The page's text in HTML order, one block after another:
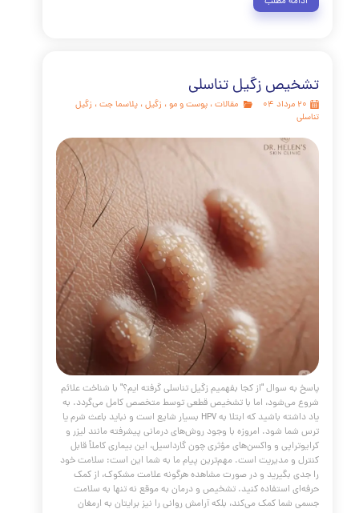
جوانسازی پوست یک رویداد یک‌شبه نیست، بلکه نتیجه یک
در حالی که این مقاله ابزارهای علمی و عملی لازم برای شروع این
اختیار شما قرار می‌دهد،
قطعی منافذ باز پوست
مقالات،پوست و مو،جوانسازی،مراقبت از پوست،
،منافذ باز